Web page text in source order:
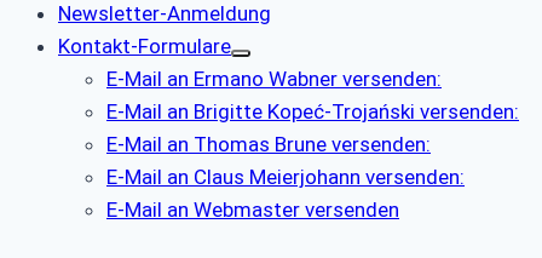
Newsletter-Anmeldung
Kontakt-Formulare
E-Mail an Ermano Wabner versenden:
E-Mail an Brigitte Kopeć-Trojański versenden:
E-Mail an Thomas Brune versenden:
E-Mail an Claus Meierjohann versenden:
E-Mail an Webmaster versenden